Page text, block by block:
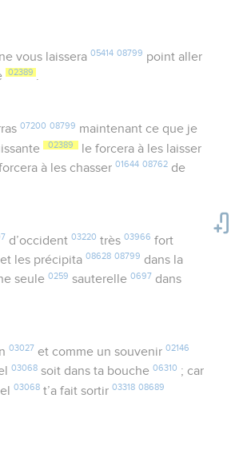
vous laissera 05414 08799 point aller
02389 .
07200 08799 maintenant ce que je
02389
le forcera à les laisser
à les chasser01644 08762 de
d’occident 03220 très 03966 fort
les précipita08628 08799 dans la
seule0259 sauterelle0697 dans
03027 et comme un souvenir 02146
03068 soit dans ta bouche06310 ; car
03068 t’a fait sortir03318 08689